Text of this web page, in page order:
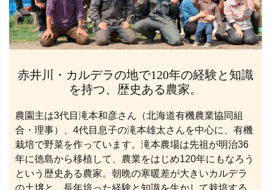
赤井川・カルデラの地で120年の経験と知識
を持つ、歴史ある農家。
農園主は3代目滝本和彦さん（北海道有機農業協同組
合・理事）、4代目息子の滝本雄太さんを中心に、有機
栽培で野菜を作っています。滝本農場は先祖が明治36
年に徳島から移植して、農業をはじめ120年にもなろう
という歴史ある農家。朝晩の寒暖差が大きいカルデラ